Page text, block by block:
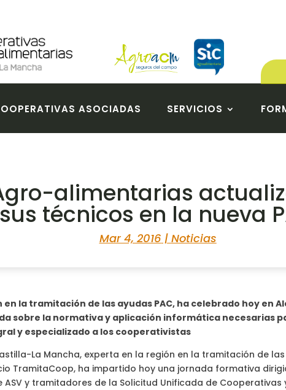
ASOCIADAS SERVICIOS
alimentarias
sus técnicos en la nueva
Mar 4, 2016 | Noticias
la tramitación de las ayudas PAC, ha celebrado hoy en
sobre la normativa y aplicación informática necesarias
y especializado a los cooperativistas
La Mancha, experta en la región en la tramitación de las
TramitaCoop, ha impartido hoy una jornada formativa
y tramitadores de la Solicitud Unificada de Cooperativas